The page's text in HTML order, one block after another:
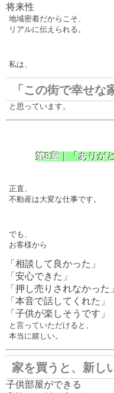
将来性
地域密着だからこそ、
リアルに伝えられる。
私は、
「この街で幸せな
と思っています。
第8章｜「ありが
正直、
不動産は大変な仕事です。
でも、
お客様から
「相談して良かった」
「安心できた」
「押し売りされなかった」
「本音で話してくれた」
「子供が楽しそうです」
と言っていただけると、
本当に嬉しい。
家を買うと、新し
子供部屋ができる